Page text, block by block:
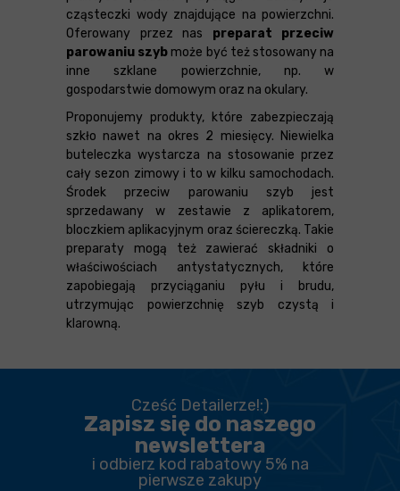
cząsteczki wody znajdujące na powierzchni.
Oferowany przez nas preparat przeciw
parowaniu szyb może być też stosowany na
inne szklane powierzchnie, np. w
gospodarstwie domowym oraz na okulary.
Proponujemy produkty, które zabezpieczają
szkło nawet na okres 2 miesięcy. Niewielka
buteleczka wystarcza na stosowanie przez
cały sezon zimowy i to w kilku samochodach.
Środek przeciw parowaniu szyb jest
sprzedawany w zestawie z aplikatorem,
bloczkiem aplikacyjnym oraz ściereczką. Takie
preparaty mogą też zawierać składniki o
właściwościach antystatycznych, które
zapobiegają przyciąganiu pyłu i brudu,
utrzymując powierzchnię szyb czystą i
klarowną.
Cześć Detailerze!:)
Zapisz się do naszego
newslettera
i odbierz kod rabatowy 5% na
pierwsze zakupy